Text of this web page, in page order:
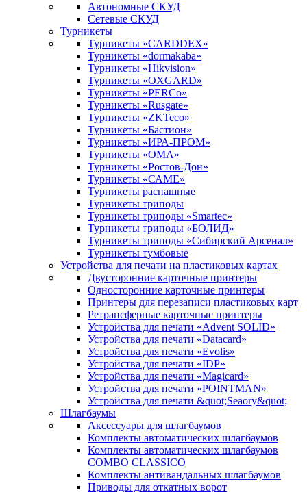
Автономные СКУД
Сетевые СКУД
Турникеты
Турникеты «CARDDEX»
Турникеты «dormakaba»
Турникеты «Hikvision»
Турникеты «OXGARD»
Турникеты «PERCo»
Турникеты «Rusgate»
Турникеты «ZKTeco»
Турникеты «Бастион»
Турникеты «ИРА-ПРОМ»
Турникеты «ОМА»
Турникеты «Ростов-Дон»
Турникеты «САМЕ»
Турникеты распашные
Турникеты триподы
Турникеты триподы «Smartec»
Турникеты триподы «БОЛИД»
Турникеты триподы «Сибирский Арсенал»
Турникеты тумбовые
Устройства для печати на пластиковых картах
Двусторонние карточные принтеры
Односторонние карточные принтеры
Принтеры для перезаписи пластиковых карт
Ретрансферные карточные принтеры
Устройства для печати «Advent SOLID»
Устройства для печати «Datacard»
Устройства для печати «Evolis»
Устройства для печати «IDP»
Устройства для печати «Magicard»
Устройства для печати «POINTMAN»
Устройства для печати &quot;Seaory&quot;
Шлагбаумы
Аксессуары для шлагбаумов
Комплекты автоматических шлагбаумов
Комплекты автоматических шлагбаумов
COMBO CLASSICO
Комплекты антивандальных шлагбаумов
Приводы для откатных ворот